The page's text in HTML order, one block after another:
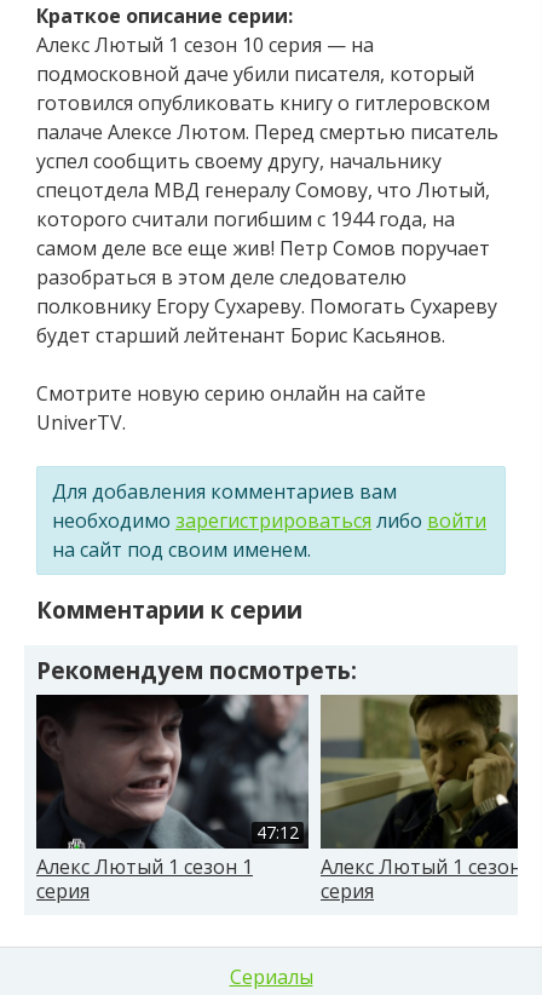
Краткое описание серии:
Алекс Лютый 1 сезон 10 серия — на
подмосковной даче убили писателя, который
готовился опубликовать книгу о гитлеровском
палаче Алексе Лютом. Перед смертью писатель
успел сообщить своему другу, начальнику
спецотдела МВД генералу Сомову, что Лютый,
которого считали погибшим с 1944 года, на
самом деле все еще жив! Петр Сомов поручает
разобраться в этом деле следователю
полковнику Егору Сухареву. Помогать Сухареву
будет старший лейтенант Борис Касьянов.
Смотрите новую серию онлайн на сайте
UniverTV.
Для добавления комментариев вам
необходимо зарегистрироваться либо войти
на сайт под своим именем.
Комментарии к серии
Рекомендуем посмотреть:
47:12
Алекс Лютый 1 сезон 1
серия
Алекс Лютый 1 сезон
серия
Сериалы